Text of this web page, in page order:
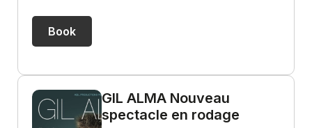
Book
GIL ALMA Nouveau
spectacle en rodage